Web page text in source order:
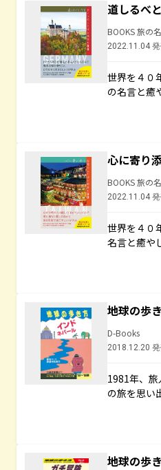
道しるべ
BOOKS 旅の
2022.11.04
世界を４０
の名言と癒
心に寄り
BOOKS 旅の
2022.11.04
世界を４０
名言と癒や
地球の歩
D-Books
2018.12.20
1981年、
の旅を思い
地球の歩